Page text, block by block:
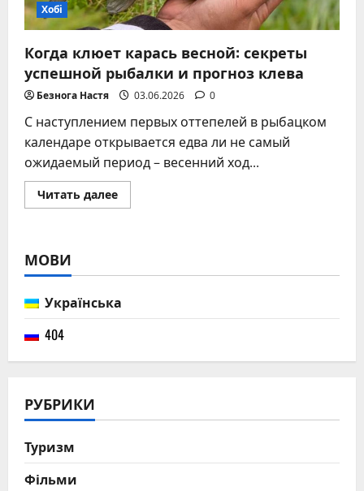
Хобі
Когда клюет карась весной: секреты
успешной рыбалки и прогноз клева
Безнога Настя 03.06.2026 0
С наступлением первых оттепелей в рыбацком
календаре открывается едва ли не самый
ожидаемый период – весенний ход...
Читать далееПрочитать
больше
секреты
и
прогноз
МОВИ
Українська
404
РУБРИКИ
Туризм
Фільми